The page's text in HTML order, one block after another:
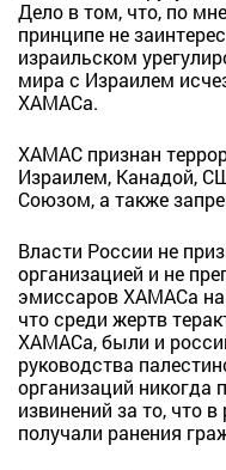
Дело в том, что, по
принципе не
израильском
мира с Израилем
ХАМАСа.
ХАМАС признан
Израилем, Канадой,
Союзом, а также
Власти России не
организацией и не
эмиссаров ХАМАСа на
что среди жертв
ХАМАСа, были и
руководства
организаций никогда
извинений за то, что в
получали ранения